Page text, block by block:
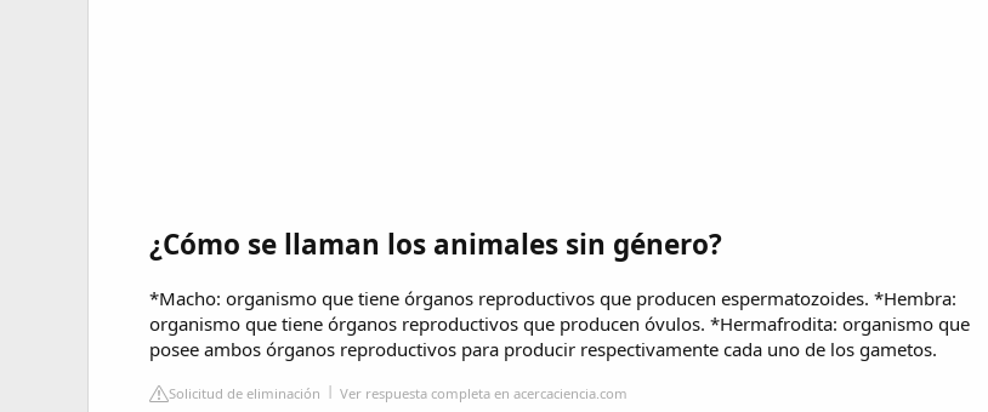
¿Cómo se llaman los animales sin género?
*Macho: organismo que tiene órganos reproductivos que producen espermatozoides. *Hembra:
organismo que tiene órganos reproductivos que producen óvulos. *Hermafrodita: organismo que
posee ambos órganos reproductivos para producir respectivamente cada uno de los gametos.
Solicitud de eliminación Ver respuesta completa en acercaciencia.com